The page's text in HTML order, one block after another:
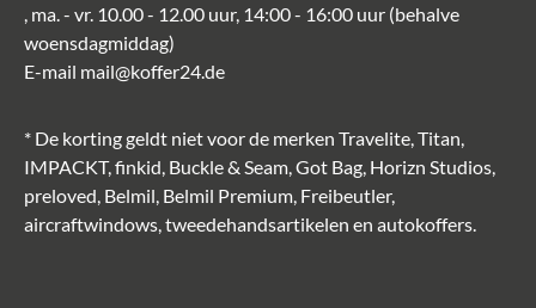
€ 195,70*
-50%
, ma. - vr. 10.00 - 12.00 uur, 14:00 - 16:00 uur (behalve
woensdagmiddag)
E-mail mail@koffer24.de
* De korting geldt niet voor de merken Travelite, Titan,
IMPACKT, finkid, Buckle & Seam, Got Bag, Horizn Studios,
preloved, Belmil, Belmil Premium, Freibeutler,
aircraftwindows, tweedehandsartikelen en autokoffers.